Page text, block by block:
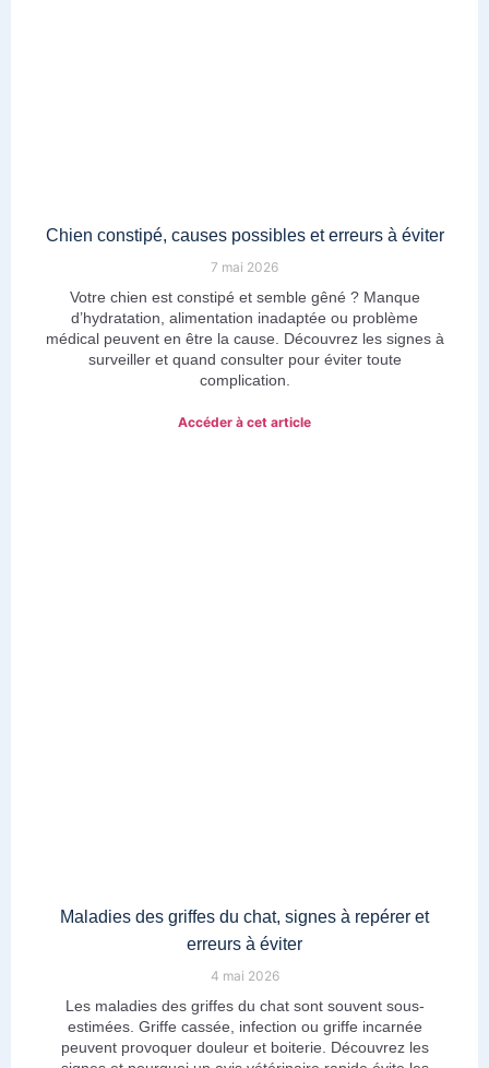
Chien constipé, causes possibles et erreurs à éviter
7 mai 2026
Votre chien est constipé et semble gêné ? Manque
d’hydratation, alimentation inadaptée ou problème
médical peuvent en être la cause. Découvrez les signes à
surveiller et quand consulter pour éviter toute
complication.
Accéder à cet article
Maladies des griffes du chat, signes à repérer et
erreurs à éviter
4 mai 2026
Les maladies des griffes du chat sont souvent sous-
estimées. Griffe cassée, infection ou griffe incarnée
peuvent provoquer douleur et boiterie. Découvrez les